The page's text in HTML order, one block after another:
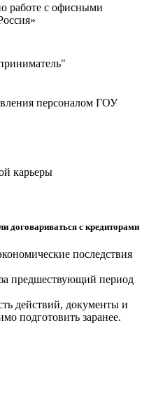
работе с офисными
персоналом ГОУ
карьеры
договариваться с кредиторами
последствия
предшествующий период
действий, документы и
подготовить заранее.